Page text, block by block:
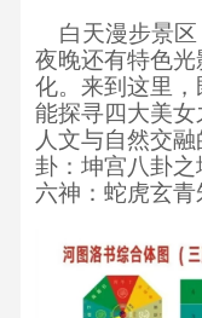
白天漫步景区
夜晚还有特色
化。来到这里
能探寻四大美
人文与自然交融
卦：坤宫八卦之
六神：蛇虎玄青